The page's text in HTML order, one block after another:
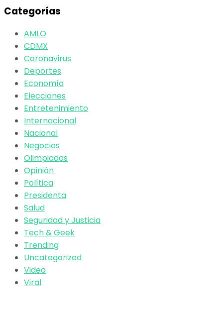
Categorías
AMLO
CDMX
Coronavirus
Deportes
Economía
Elecciones
Entretenimiento
Internacional
Nacional
Negocios
Olimpiadas
Opinión
Política
Presidenta
Salud
Seguridad y Justicia
Tech & Geek
Trending
Uncategorized
Video
Viral